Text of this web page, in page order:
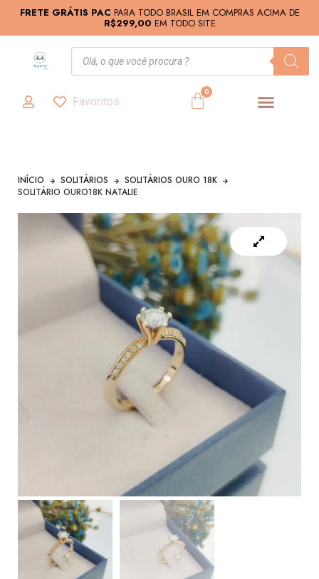
FRETE GRÁTIS PAC PARA TODO BRASIL EM COMPRAS ACIMA DE
R$299,00 EM TODO SITE
Favoritos
0
INÍCIO SOLITÁRIOS
SOLITÁRIOS OURO 18K
SOLITÁRIO OURO18K NATALIE